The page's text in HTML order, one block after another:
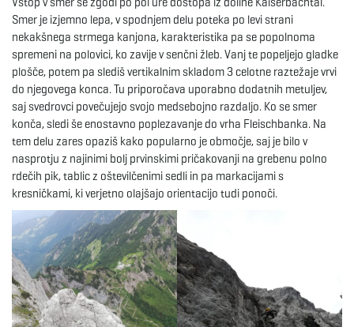
Smer je izjemno lepa, v spodnjem delu poteka po levi strani
nekakšnega strmega kanjona, karakteristika pa se popolnoma
spremeni na polovici, ko zavije v senčni žleb. Vanj te popeljejo gladke
plošče, potem pa slediš vertikalnim skladom 3 celotne raztežaje vrvi
do njegovega konca. Tu priporočava uporabno dodatnih metuljev,
saj svedrovci povečujejo svojo medsebojno razdaljo. Ko se smer
konča, sledi še enostavno poplezavanje do vrha Fleischbanka. Na
tem delu zares opaziš kako popularno je območje, saj je bilo v
nasprotju z najinimi bolj prvinskimi pričakovanji na grebenu polno
rdečih pik, tablic z oštevilčenimi sedli in pa markacijami s
kresničkami, ki verjetno olajšajo orientacijo tudi ponoči.